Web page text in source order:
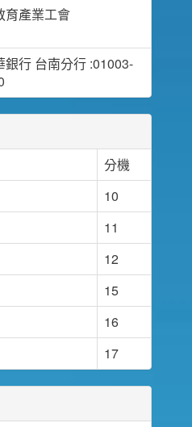
育產業工會
銀行 台南分行 :01003-
分機
10
11
12
15
16
17